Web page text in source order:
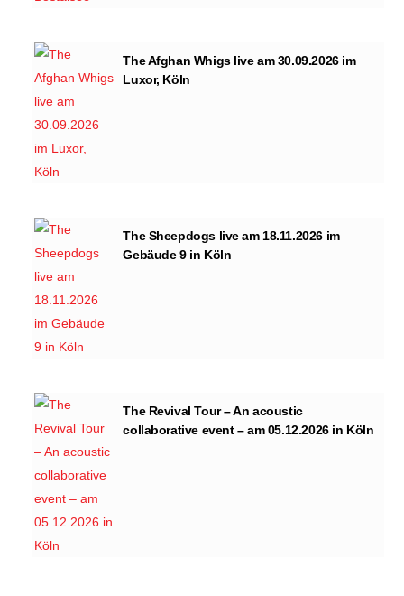
The Afghan Whigs live am 30.09.2026 im
Luxor, Köln
The Sheepdogs live am 18.11.2026 im
Gebäude 9 in Köln
The Revival Tour – An acoustic
collaborative event – am 05.12.2026 in Köln